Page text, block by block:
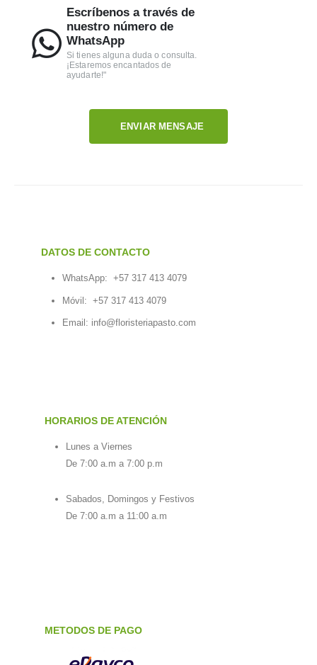
Escríbenos a través de
nuestro número de
WhatsApp
Si tienes alguna duda o consulta.
¡Estaremos encantados de
ayudarte!"
ENVIAR MENSAJE
DATOS DE CONTACTO
WhatsApp: +57 317 413 4079
Móvil: +57 317 413 4079
Email: info@floristeriapasto.com
HORARIOS DE ATENCIÓN
Lunes a Viernes
De 7:00 a.m a 7:00 p.m
Sabados, Domingos y Festivos
De 7:00 a.m a 11:00 a.m
METODOS DE PAGO